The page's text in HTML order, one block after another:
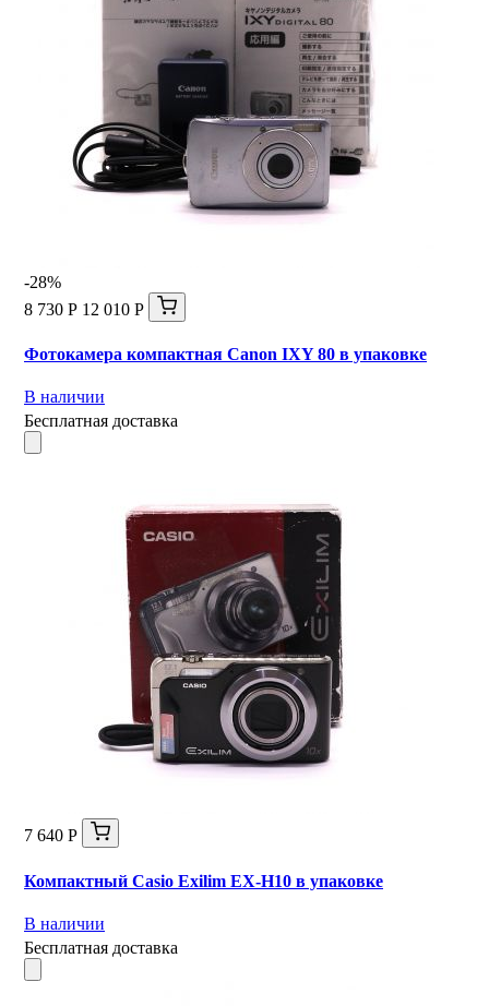
-28%
8 730 Р 12 010 Р
Фотокамера компактная Canon IXY 80 в упаковке
В наличии
Бесплатная доставка
7 640 Р
Компактный Casio Exilim EX-H10 в упаковке
В наличии
Бесплатная доставка